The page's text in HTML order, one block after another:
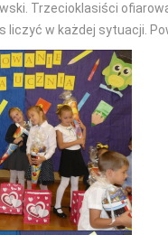
Trzecioklasiści
liczyć w każdej sytuacji.